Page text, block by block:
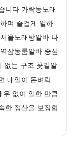
니다 가락동노래
며 즐겁게 일하
울노래방알바 나
삼동룸알바 중심
없는 구조 꽃길알
매일이 돈벼락
우 없이 일한 만큼
한 정산을 보장합